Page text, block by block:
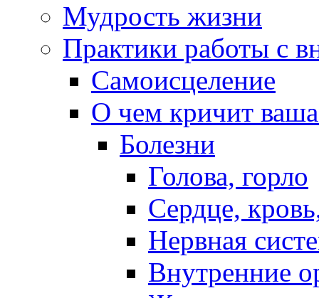
Мудрость жизни
Практики работы с
Самоисцеление
О чем кричит ваша
Болезни
Голова, горло
Сердце,
Нервная
Внутренние